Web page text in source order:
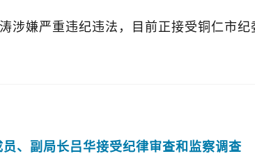
涉嫌严重违纪违法，目前正接受铜仁市纪
、副局长吕华接受纪律审查和监察调查